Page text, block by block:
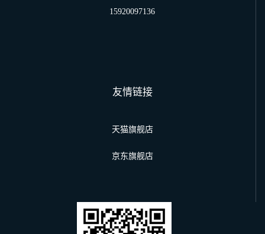
15920097136
友情链接
天猫旗舰店
京东旗舰店